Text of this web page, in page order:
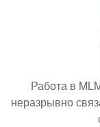
Работа в
неразрывно